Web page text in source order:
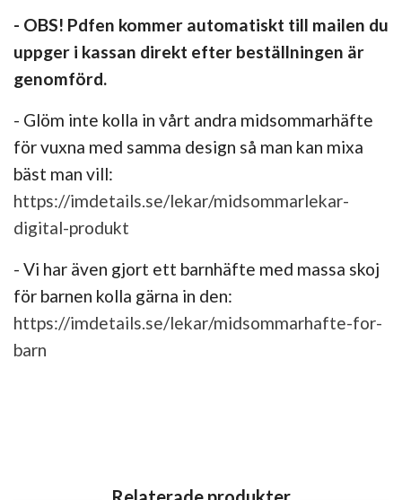
- OBS! Pdfen kommer automatiskt till mailen du
uppger i kassan direkt efter beställningen är
genomförd.
- Glöm inte kolla in vårt andra midsommarhäfte
för vuxna med samma design så man kan mixa
bäst man vill:
https://imdetails.se/lekar/midsommarlekar-
digital-produkt
- Vi har även gjort ett barnhäfte med massa skoj
för barnen kolla gärna in den:
https://imdetails.se/lekar/midsommarhafte-for-
barn